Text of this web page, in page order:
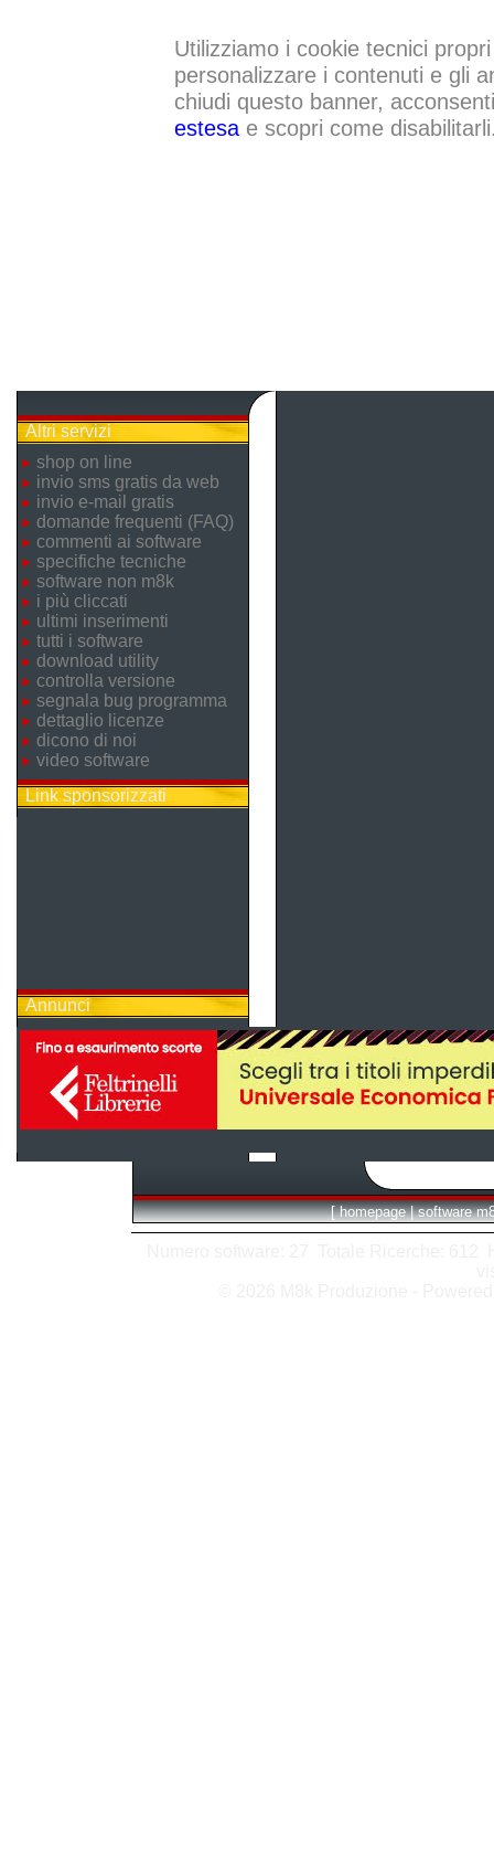
Utilizziamo i cookie tecnici
personalizzare i contenuti e gli
chiudi questo banner,
estesae scopri come
Altri servizi
shop on line
invio sms gratis da web
invio e-mail gratis
domande frequenti (FAQ)
commenti ai software
specifiche tecniche
software non m8k
i più cliccati
ultimi inserimenti
tutti i software
download utility
controlla versione
segnala bug programma
dettaglio licenze
dicono di noi
video software
Link sponsorizzati
Annunci
[ homepage | software